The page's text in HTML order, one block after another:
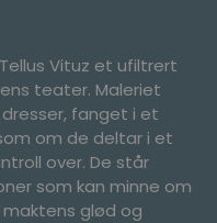
Vituz et ufiltrert
teater. Maleriet
fanget i et
om de deltar i et
over. De står
som kan minne om
glød og